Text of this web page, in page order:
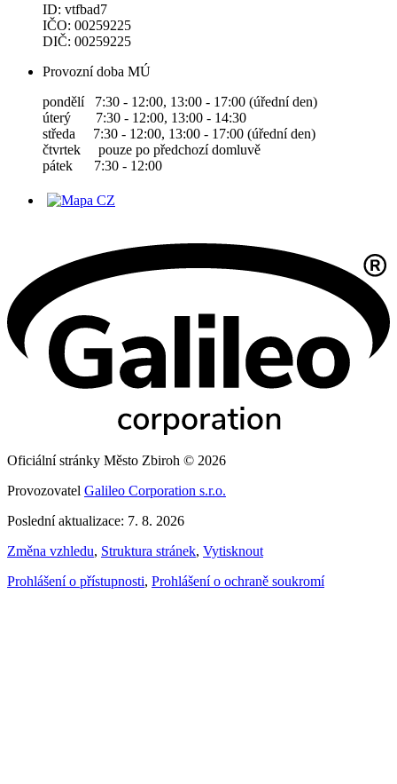
ID: vtfbad7
IČO: 00259225
DIČ: 00259225
Provozní doba MÚ
pondělí 7:30 - 12:00, 13:00 - 17:00 (úřední den)
úterý 7:30 - 12:00, 13:00 - 14:30
středa 7:30 - 12:00, 13:00 - 17:00 (úřední den)
čtvrtek pouze po předchozí domluvě
pátek 7:30 - 12:00
Oficiální stránky Město Zbiroh © 2026
Provozovatel Galileo Corporation s.r.o.
Poslední aktualizace: 7. 8. 2026
Změna vzhledu, Struktura stránek, Vytisknout
Prohlášení o přístupnosti, Prohlášení o ochraně soukromí